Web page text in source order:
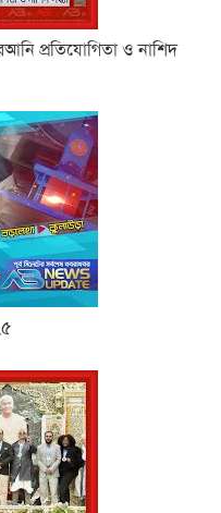
প্রতিযোগিতা ও নাশিদ